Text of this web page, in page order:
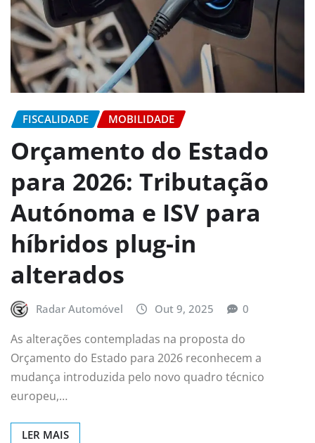
FISCALIDADE MOBILIDADE
Orçamento do Estado
para 2026: Tributação
Autónoma e ISV para
híbridos plug-in
alterados
Radar Automóvel Out 9, 2025 0
As alterações contempladas na proposta do
Orçamento do Estado para 2026 reconhecem a
mudança introduzida pelo novo quadro técnico
europeu,…
LER MAIS